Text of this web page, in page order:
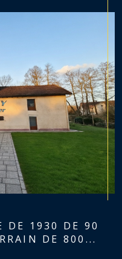
DE 1930 DE 90
DE 800...